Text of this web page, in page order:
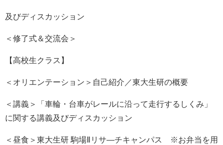
及びディスカッション
＜修了式＆交流会＞
【高校生クラス】
＜オリエンテーション＞自己紹介／東大生研の概要
＜講義＞「車輪・台車がレールに沿って走行するしくみ」
に関する講義及びディスカッション
＜昼食＞東大生研 駒場Ⅱリサ―チキャンパス ※お弁当を用